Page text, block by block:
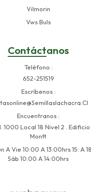
Vilmorin
Vws Buls
Contáctanos
Teléfono
652-251519
Escríbenos
Encuentranos
1000 Local 18 Nivel 2 .
Montt
A Vie 10:00 A 13:00hrs 15: A
Sáb 10:00 A 14:00hrs